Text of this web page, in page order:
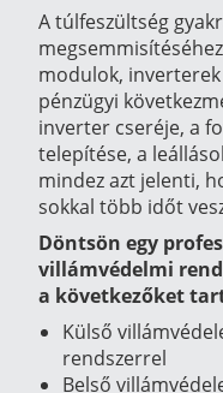
A túlfeszültség
modulok,
pénzügyi
inverter cseréje, a
telepítése, a
mindez azt jelenti,
sokkal több időt
Döntsön egy
villámvédelmi
a következőket
Külső
rendszerrel
Belső